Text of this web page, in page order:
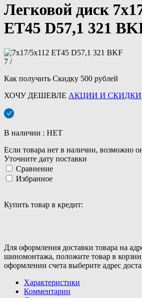
Легковой диск
ET45 D57,1 321
7 /
Как получить Скидку 500 рублей
ХОЧУ ДЕШЕВЛЕ АКЦИИ И СКИДКИ
В наличии : НЕТ
Если товара нет в наличии, возможно
Уточните дату поставки
Сравнение
Избранное
Купить товар в кредит:
Для оформления доставки товара на
шиномонтажа, положите товар в
оформлении счета выберите адрес
Характеристики
Комментарии